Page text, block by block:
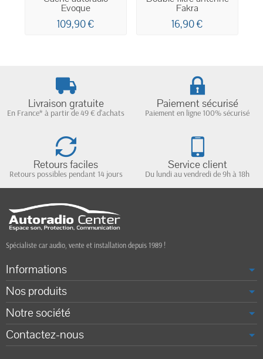
Evoque
109,90 €
Fakra
16,90 €
Livraison gratuite
En France* à partir de 49 € d'achats
Paiement sécurisé
Paiement en ligne 100% sécurisé
Retours faciles
Retours possibles pendant 14 jours
Service client
Du lundi au vendredi de 9h à 18h
Spécialiste car audio, vente et installation depuis 1989 !
Informations
Nos produits
Notre société
Contactez-nous